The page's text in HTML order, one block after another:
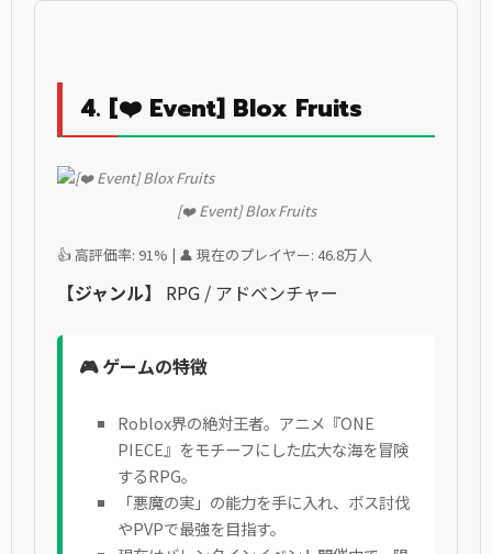
4. [❤️ Event] Blox Fruits
[❤️ Event] Blox Fruits
👍 高評価率: 91% | 👤 現在のプレイヤー: 46.8万人
【ジャンル】 RPG / アドベンチャー
🎮 ゲームの特徴
Roblox界の絶対王者。アニメ『ONE
PIECE』をモチーフにした広大な海を冒険
するRPG。
「悪魔の実」の能力を手に入れ、ボス討伐
やPVPで最強を目指す。